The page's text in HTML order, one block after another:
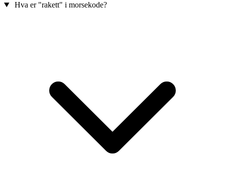
Hva er "rakett" i morsekode?